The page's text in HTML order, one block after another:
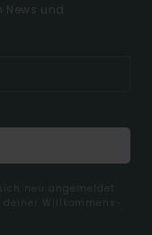
News und
neu angemeldet
Willkommens-